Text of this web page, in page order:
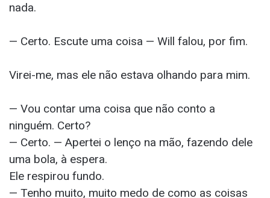
nada.
— Certo. Escute uma coisa — Will falou, por fim.
Virei-me, mas ele não estava olhando para mim.
— Vou contar uma coisa que não conto a
ninguém. Certo?
— Certo. — Apertei o lenço na mão, fazendo dele
uma bola, à espera.
Ele respirou fundo.
— Tenho muito, muito medo de como as coisas